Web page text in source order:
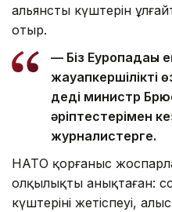
альянстың күштерін
отыр.
— Біз Еуропадағы
жауапкершілікті
деді министр
әріптестерімен
журналистерге.
НАТО қорғаныс
олқылықты анықтаған:
күштерінің жетіспеуі,